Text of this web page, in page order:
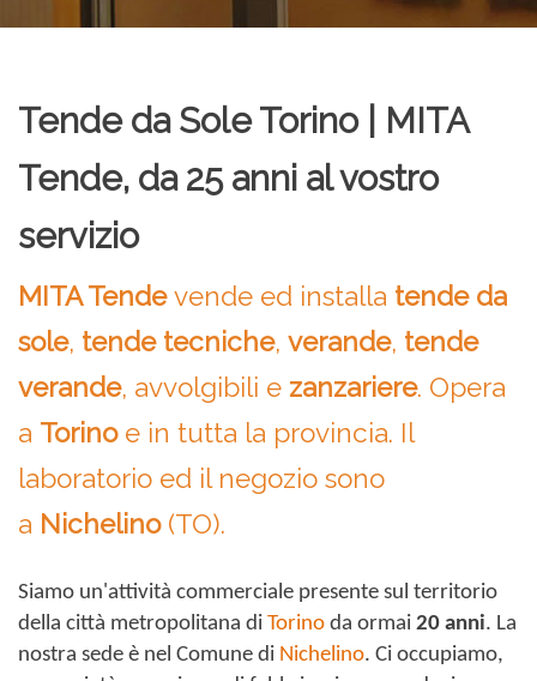
Tende da Sole Torino | MITA
Tende, da 25 anni al vostro
servizio
MITA Tendevende ed installa tende da
sole, tende tecniche, verande, tende
verande, avvolgibili e zanzariere. Opera
a Torinoe in tutta la provincia. Il
laboratorio ed il negozio sono
a Nichelino(TO).
Siamo un'attività commerciale presente sul territorio
della città metropolitana di Torino da ormai 20 anni. La
nostra sede è nel Comune di Nichelino. Ci occupiamo,